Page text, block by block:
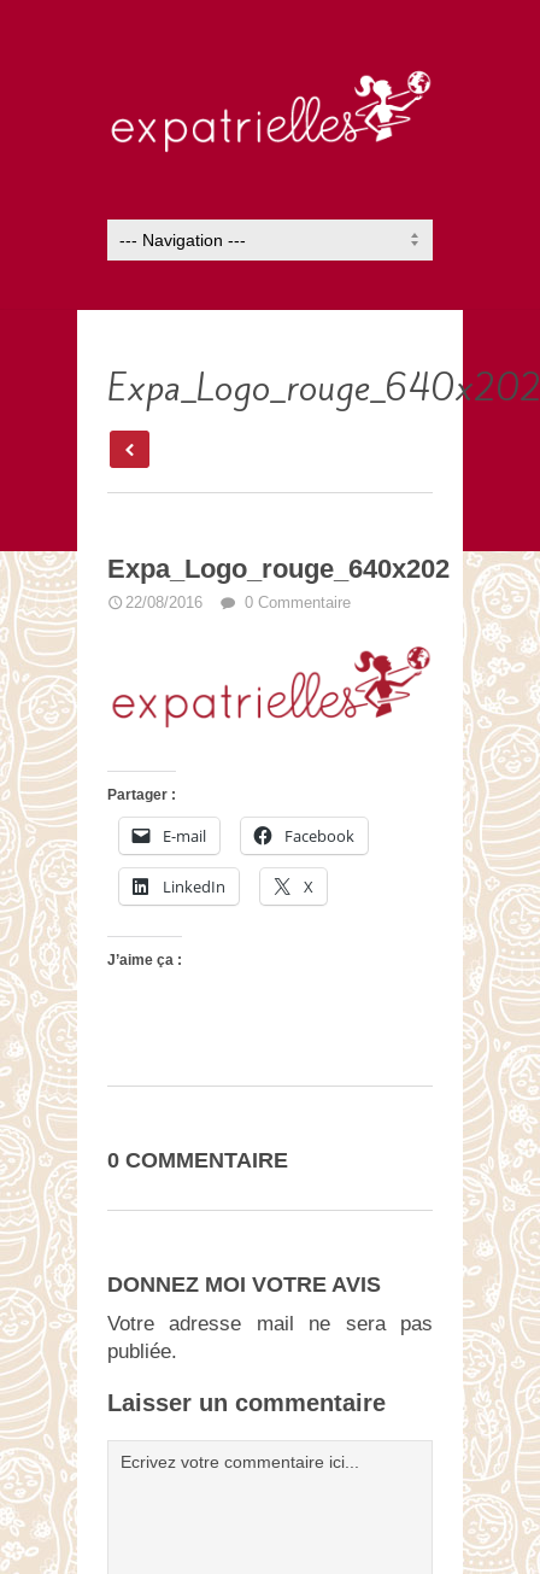
Expa_Logo_rouge_640x202
22/08/2016 0 Commentaire
Partager :
E-mail Facebook
LinkedIn X
J’aime ça :
0 COMMENTAIRE
DONNEZ MOI VOTRE AVIS
Votre adresse mail ne sera pas
publiée.
Laisser un commentaire